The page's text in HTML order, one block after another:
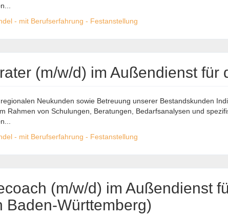
- mit Berufserfahrung - Festanstellung
(m/w/d) im Außendienst
Neukunden sowie Betreuung unserer Bestandskunden
Rahmen von Schulungen, Beratungen, Bedarfsanalysen und
- mit Berufserfahrung - Festanstellung
(m/w/d) im Außendienst
Baden-Württemberg)